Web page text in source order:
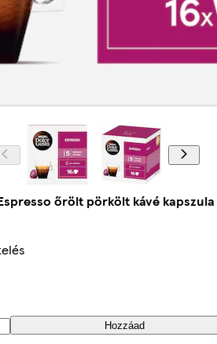
őrölt pörkölt kávé kapszula
Hozzáad